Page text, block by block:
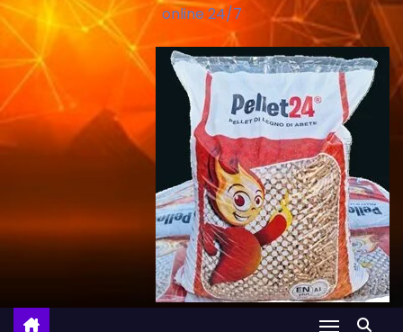
online 24/7